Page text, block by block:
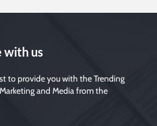
with us
to provide you with the Trending
and Media from the